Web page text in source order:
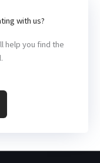
with us?
help you find the